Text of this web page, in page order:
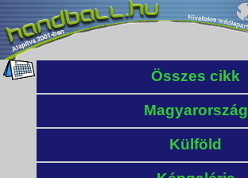
Összes cikk
Magyarország
Külföld